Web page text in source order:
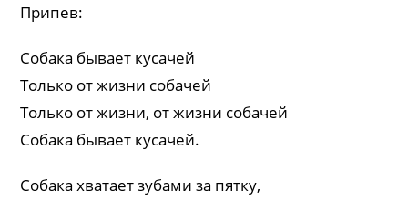
Припев:
Собака бывает кусачей
Только от жизни собачей
Только от жизни, от жизни собачей
Собака бывает кусачей.
Собака хватает зубами за пятку,